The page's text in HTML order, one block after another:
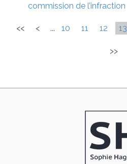
commission de l’infraction
<< < ... 10 11 12 13
>>